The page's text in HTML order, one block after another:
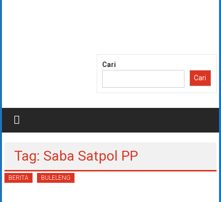
Cari
Cari
Tag: Saba Satpol PP
BERITA BULELENG